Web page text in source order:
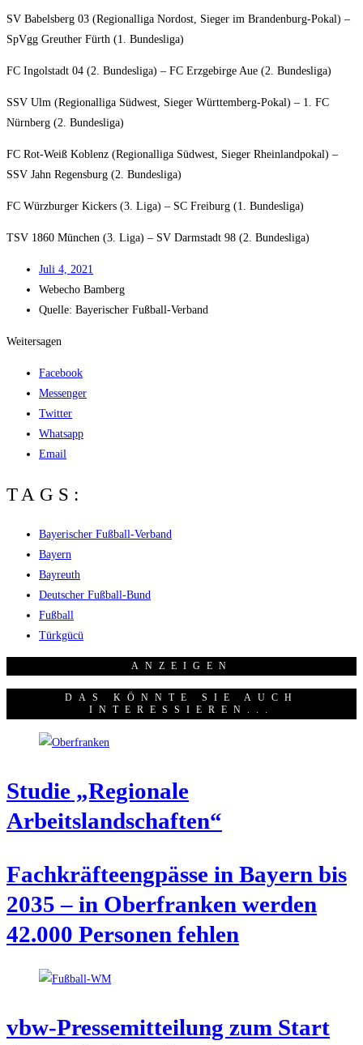
SV Babels­berg 03 (Regio­nal­li­ga Nord­ost, Sie­ger im Bran­den­burg-Pokal) –
SpVgg Greu­ther Fürth (1. Bundesliga)
FC Ingol­stadt 04 (2. Bun­des­li­ga) – FC Erz­ge­bir­ge Aue (2. Bundesliga)
SSV Ulm (Regio­nal­li­ga Süd­west, Sie­ger Würt­tem­berg-Pokal) – 1. FC
Nürn­berg (2. Bundesliga)
FC Rot-Weiß Koblenz (Regio­nal­li­ga Süd­west, Sie­ger Rhein­land­po­kal) –
SSV Jahn Regens­burg (2. Bundesliga)
FC Würz­bur­ger Kickers (3. Liga) – SC Frei­burg (1. Bundesliga)
TSV 1860 Mün­chen (3. Liga) – SV Darm­stadt 98 (2. Bundesliga)
Juli 4, 2021
Web­echo Bamberg
Quel­le: Baye­ri­scher Fußball-Verband
Weitersagen
Facebook
Messenger
Twitter
Whatsapp
Email
TAGS:
Bayerischer Fußball-Verband
Bayern
Bayreuth
Deutscher Fußball-Bund
Fußball
Türkgücü
ANZEI­GEN
DAS KÖNNTE SIE AUCH
INTERESSIEREN...
Stu­die „Regio­na­le
Arbeitslandschaften“
Fach­kräf­te­eng­päs­se in Bay­ern bis
2035 – in Ober­fran­ken wer­den
42.000 Per­so­nen fehlen
vbw-Pres­se­mit­tei­lung zum Start